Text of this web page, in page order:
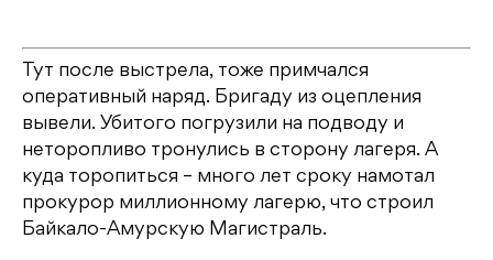
Тут после выстрела, тоже примчался
оперативный наряд. Бригаду из оцепления
вывели. Убитого погрузили на подводу и
неторопливо тронулись в сторону лагеря. А
куда торопиться – много лет сроку намотал
прокурор миллионному лагерю, что строил
Байкало-Амурскую Магистраль.